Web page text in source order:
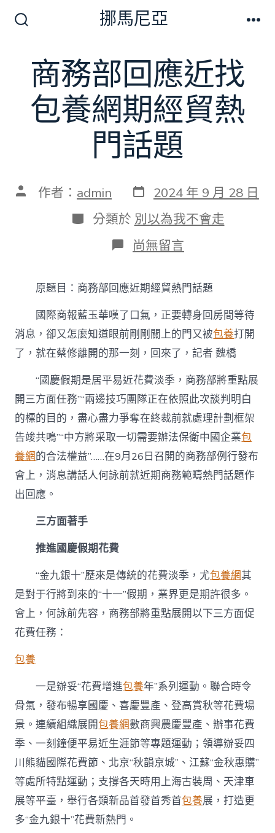
切
換
開
挪馬尼亞
商務部回應近找
包養網期經貿熱
門話題
文 作者： admin 發
表
日
期
2024 年 9 月 28 日
分
類
分類於 別以為我不會走
在
〈商
部
回
應
近
找
包
養
期
經
貿
熱
門
話
題〉
中
尚無留言
原題目：商務部回應近期經貿熱門話題
國際商報藍玉華嘆了口氣，正要轉身回房間等待
消息，卻又怎麼知道眼前剛剛關上的門又被包養打開
了，就在蔡修離開的那一刻，回來了，記者 魏橋
“國慶假期是居平易近花費淡季，商務部將重點展
開三方面任務”“兩邊技巧團隊正在依照此次談判明白
的標的目的，盡心盡力爭奪在終裁前就處理計劃框架
告竣共鳴”“中方將采取一切需要辦法保衛中國企業包
養網的合法權益”……在9月26日召開的商務部例行發布
會上，消息講話人何詠前就近期商務範疇熱門話題作
出回應。
三方面著手
推進國慶假期花費
“金九銀十”歷來是傳統的花費淡季，尤包養網其
是對于行將到來的“十一”假期，業界更是期許很多。
會上，何詠前先容，商務部將重點展開以下三方面促
花費任務：
包養
一是辦妥“花費增進包養年”系列運動。聯合時令
骨氣，發布暢享國慶、喜慶豐產、登高賞秋等花費場
景。連續組織展開包養網數商興農慶豐產、辦事花費
季、一刻鐘便平易近生涯節等專題運動；領導辦妥四
川熊貓國際花費節、北京“秋韻京城”、江蘇“金秋惠購”
等處所特點運動；支撐各天時用上海古裝周、天津車
展等平臺，舉行各類新品首發首秀首包養展，打造更
多“金九銀十”花費新熱門。